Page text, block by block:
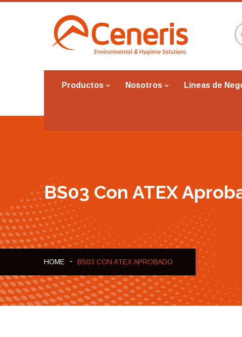
Productos Nosotros Líneas de
BS03 Con ATEX
HOME BS03 CON ATEX APROBADO